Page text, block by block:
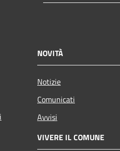
NOVITÀ
Notizie
Comunicati
Avvisi
VIVERE IL COMUNE